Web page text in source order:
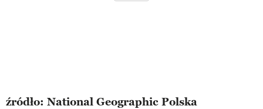
źródło: National Geographic Polska